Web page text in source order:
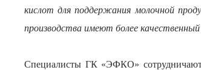
кислот для поддержания молочной
производства имеют более
Специалисты ГК «ЭФКО» сотрудничают